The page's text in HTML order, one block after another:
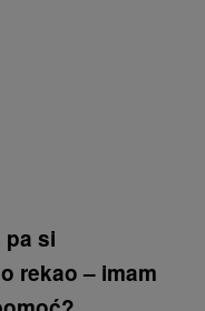
pa si
rekao – imam